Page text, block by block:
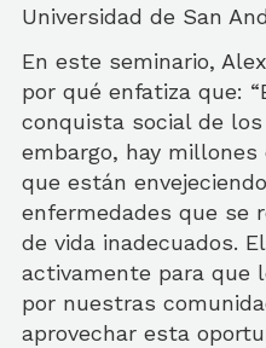
Universidad de San
En este seminario,
por qué enfatiza que:
conquista social de
embargo, hay
que están
enfermedades que se
de vida inadecuados.
activamente para que
por nuestras
aprovechar esta